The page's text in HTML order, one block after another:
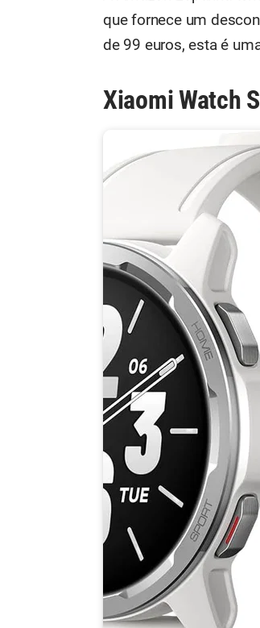
que fornece um
de 99 euros, esta é
Xiaomi Watch